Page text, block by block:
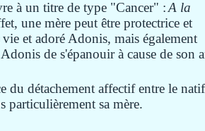
à un titre de type "Cancer" :A la
une mère peut être protectrice et
et adoré Adonis, mais également
de s'épanouir à cause de son
du détachement affectif entre le
particulièrement sa mère.